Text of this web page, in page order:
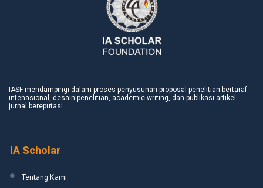
IASF mendampingi dalam proses penyusunan proposal penelitian bertaraf
intenasional, desain penelitian, academic writing, dan publikasi artikel
jurnal bereputasi.
IA Scholar
Tentang Kami